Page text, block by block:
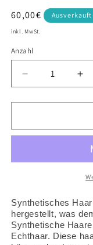
Normaler
Preis
60,00€ Ausverkauft
inkl. MwSt.
Anzahl
Verringere
die
Menge
Yuky
die
Synthetisches
hergestellt, was
Synthetische
Echthaar. Diese